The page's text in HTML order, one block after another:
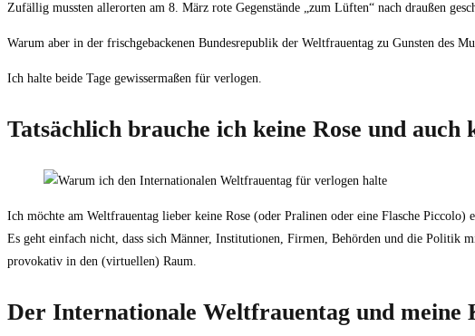
Zufällig mussten allerorten am 8. März rote Gegenstände „zum Lüften“ nach draußen
Warum aber in der frischgebackenen Bundesrepublik der Weltfrauentag zu Gunsten des
Ich halte beide Tage gewissermaßen für verlogen.
Tatsächlich brauche ich keine Rose und
Ich möchte am Weltfrauentag lieber keine Rose (oder Pralinen oder eine Flasche
Es geht einfach nicht, dass sich Männer, Institutionen, Firmen, Behörden und die Politik
provokativ in den (virtuellen) Raum.
Der Internationale Weltfrauentag und